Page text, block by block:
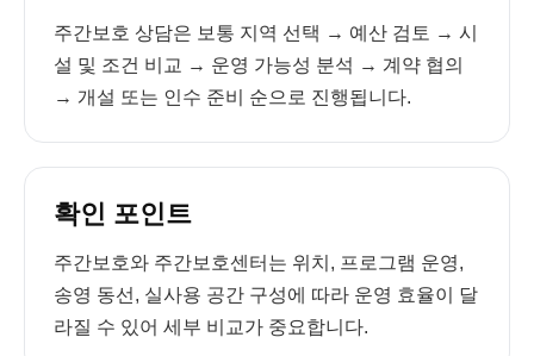
주간보호 상담은 보통 지역 선택 → 예산 검토 → 시
설 및 조건 비교 → 운영 가능성 분석 → 계약 협의
→ 개설 또는 인수 준비 순으로 진행됩니다.
확인 포인트
주간보호와 주간보호센터는 위치, 프로그램 운영,
송영 동선, 실사용 공간 구성에 따라 운영 효율이 달
라질 수 있어 세부 비교가 중요합니다.